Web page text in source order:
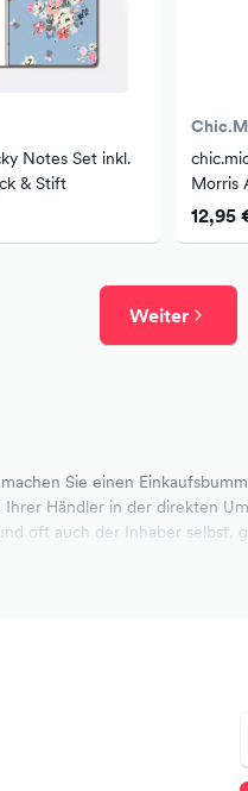
Notes Set inkl.
& Stift
Morris
einmal
12,95
Weiter
Sie einen
Händler in der direkten
oft auch der Inhaber selbst,